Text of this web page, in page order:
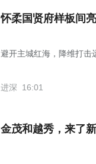
怀柔国贤府样板间
避开主城红海，降维打击
进深 16:01
金茂和越秀，来了